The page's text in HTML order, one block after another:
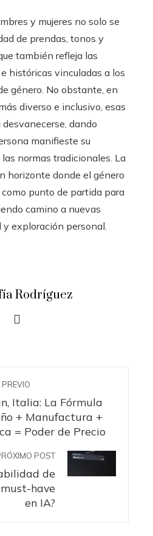
y mujeres no solo se
de prendas, tonos y
también refleja las
históricas vinculadas a los
género. No obstante, en
diverso e inclusivo, esas
dando
manifieste su
normas tradicionales. La
horizonte donde el género
punto de partida para
camino a nuevas
exploración personal.
Rodríguez
Italia: La Fórmula
+ Manufactura +
= Poder de Precio
POST
de
have
en IA?